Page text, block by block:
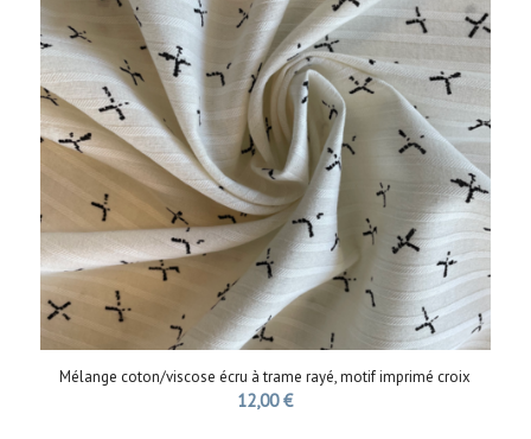
Mélange coton/viscose écru à trame rayé, motif imprimé croix
12,00€